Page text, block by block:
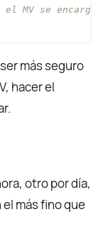
más seguro
hacer el
otro por día,
más fino que